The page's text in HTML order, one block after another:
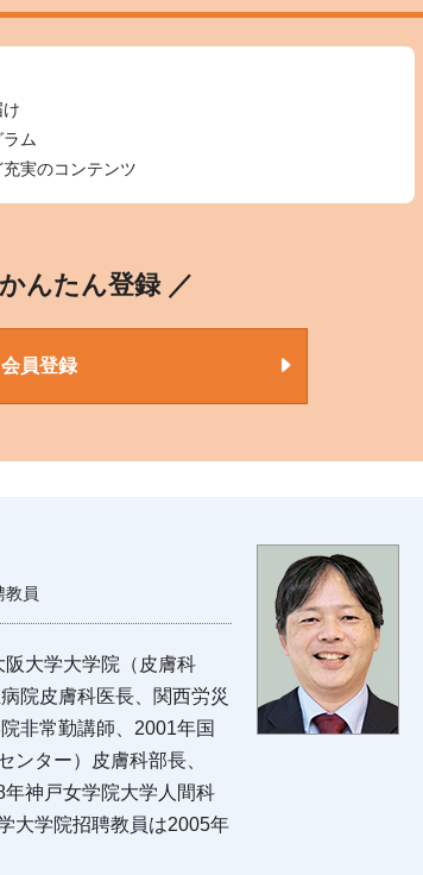
ム
実のコンテンツ
んたん登録 ／
会員登録
教員
大学大学院（皮膚科
院皮膚科医長、関西労災
非常勤講師、2001年国
ンター）皮膚科部長、
神戸女学院大学人間科
大学院招聘教員は2005年